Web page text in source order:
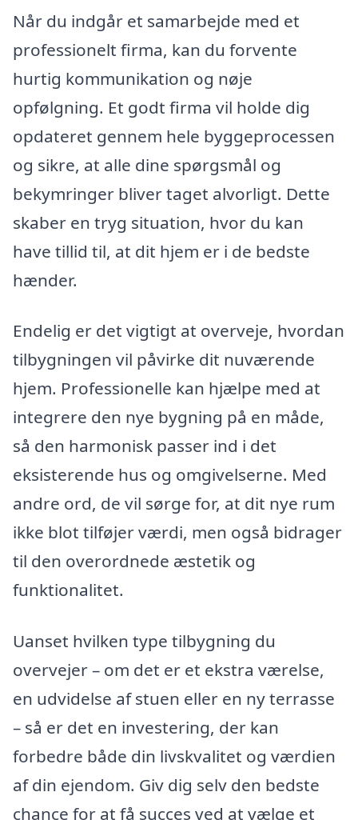
Når du indgår et samarbejde med et
professionelt firma, kan du forvente
hurtig kommunikation og nøje
opfølgning. Et godt firma vil holde dig
opdateret gennem hele byggeprocessen
og sikre, at alle dine spørgsmål og
bekymringer bliver taget alvorligt. Dette
skaber en tryg situation, hvor du kan
have tillid til, at dit hjem er i de bedste
hænder.
Endelig er det vigtigt at overveje, hvordan
tilbygningen vil påvirke dit nuværende
hjem. Professionelle kan hjælpe med at
integrere den nye bygning på en måde,
så den harmonisk passer ind i det
eksisterende hus og omgivelserne. Med
andre ord, de vil sørge for, at dit nye rum
ikke blot tilføjer værdi, men også bidrager
til den overordnede æstetik og
funktionalitet.
Uanset hvilken type tilbygning du
overvejer – om det er et ekstra værelse,
en udvidelse af stuen eller en ny terrasse
– så er det en investering, der kan
forbedre både din livskvalitet og værdien
af din ejendom. Giv dig selv den bedste
chance for at få succes ved at vælge et